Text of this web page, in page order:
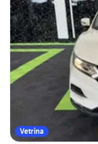
Vetrina